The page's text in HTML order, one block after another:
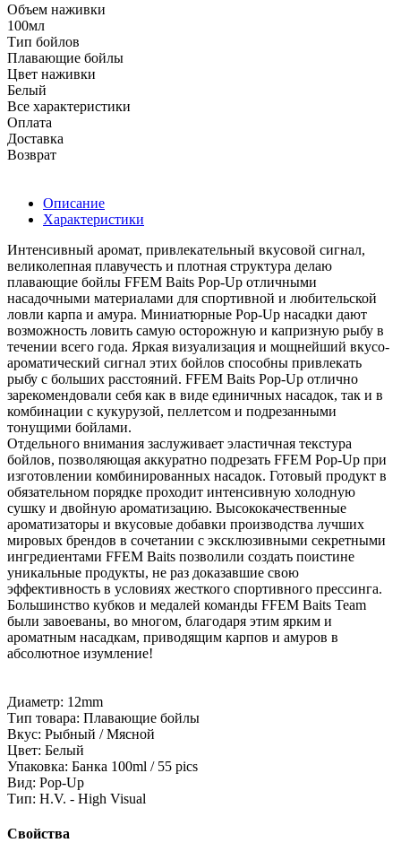
Объем наживки
100мл
Тип бойлов
Плавающие бойлы
Цвет наживки
Белый
Все характеристики
Оплата
Доставка
Возврат
Описание
Характеристики
Интенсивный аромат, привлекательный вкусовой сигнал,
великолепная плавучесть и плотная структура делаю
плавающие бойлы FFEM Baits Pop-Up отличными
насадочными материалами для спортивной и любительской
ловли карпа и амура. Миниатюрные Pop-Up насадки дают
возможность ловить самую осторожную и капризную рыбу в
течении всего года. Яркая визуализация и мощнейший вкусо-
ароматический сигнал этих бойлов способны привлекать
рыбу с больших расстояний. FFEM Baits Pop-Up отлично
зарекомендовали себя как в виде единичных насадок, так и в
комбинации с кукурузой, пеллетсом и подрезанными
тонущими бойлами.
Отдельного внимания заслуживает эластичная текстура
бойлов, позволяющая аккуратно подрезать FFEM Pop-Up при
изготовлении комбинированных насадок. Готовый продукт в
обязательном порядке проходит интенсивную холодную
сушку и двойную ароматизацию. Высококачественные
ароматизаторы и вкусовые добавки производства лучших
мировых брендов в сочетании с эксклюзивными секретными
ингредиентами FFEM Baits позволили создать поистине
уникальные продукты, не раз доказавшие свою
эффективность в условиях жесткого спортивного прессинга.
Большинство кубков и медалей команды FFEM Baits Team
были завоеваны, во многом, благодаря этим ярким и
ароматным насадкам, приводящим карпов и амуров в
абсолютное изумление!
Диаметр: 12mm
Тип товара: Плавающие бойлы
Вкус: Рыбный / Мясной
Цвет: Белый
Упаковка: Банка 100ml / 55 pics
Вид: Pop-Up
Тип: H.V. - High Visual
Свойства